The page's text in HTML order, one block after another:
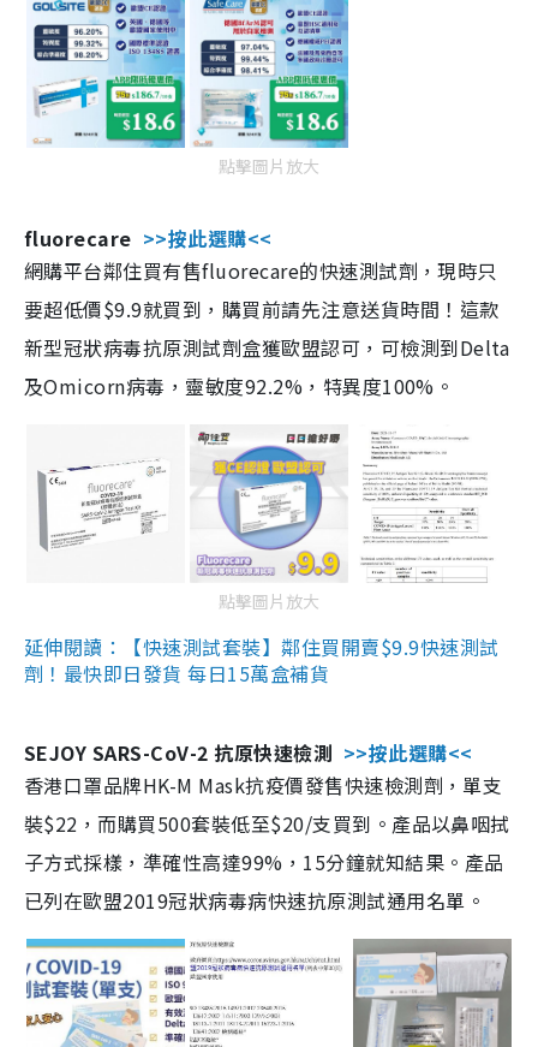
點擊圖片放大
fluorecare >>按此選購<<
網購平台鄰住買有售fluorecare的快速測試劑，現時只
要超低價$9.9就買到，購買前請先注意送貨時間！這款
新型冠狀病毒抗原測試劑盒獲歐盟認可，可檢測到Delta
及Omicorn病毒，靈敏度92.2%，特異度100%。
點擊圖片放大
延伸閱讀：【快速測試套裝】鄰住買開賣$9.9快速測試
劑！最快即日發貨 每日15萬盒補貨
SEJOY SARS-CoV-2 抗原快速檢測 >>按此選購<<
香港口罩品牌HK-M Mask抗疫價發售快速檢測劑，單支
裝$22，而購買500套裝低至$20/支買到。產品以鼻咽拭
子方式採樣，準確性高達99%，15分鐘就知結果。產品
已列在歐盟2019冠狀病毒病快速抗原測試通用名單。